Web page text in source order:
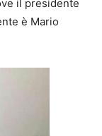
il presidente
è Mario